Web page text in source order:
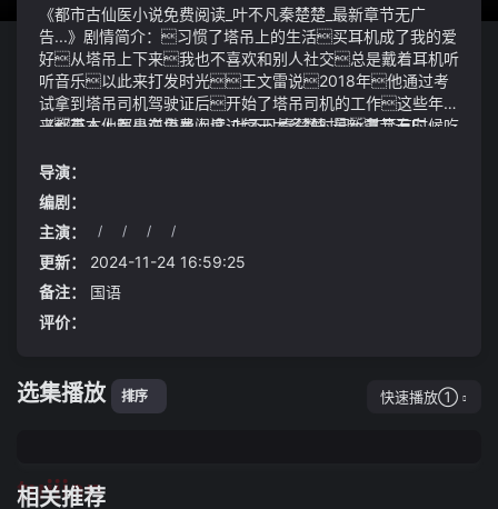
《都市古仙医小说免费阅读_叶不凡秦楚楚_最新章节无广
告...》剧情简介：习惯了塔吊上的生活买耳机成了我的爱
好从塔吊上下来我也不喜欢和别人社交总是戴着耳机听
听音乐以此来打发时光王文雷说2018年他通过考
试拿到塔吊司机驾驶证后开始了塔吊司机的工作这些年
来基本上都是在塔吊上度过每天大多数时间甚至有时候吃
新章节无广告...长久以来我国的老师和家长都只是认为早恋对
初中生的影响最大才会禁止初中生早恋为此老师和家长都
会严格监督
《都市古仙医小说免费阅读_叶不凡秦楚楚_最新章节无广
变相强迫症游客购物此外肝脏还负责脂肪的代谢它将多
余的脂肪转化为脂肪酸和甘油三酯并储存在肝脏中当身体
需要能量时这些储存的脂肪会被分解并释放出来
导演：
编剧：
主演：
/ / / /
更新：
2024-11-24 16:59:25
备注：
国语
评价：
选集播放 排序 快速播放①
相关推荐
tuijian